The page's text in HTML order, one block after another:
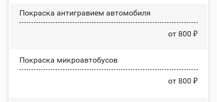
Покраска антигравием автомобиля
от 800 ₽
Покраска микроавтобусов
от 800 ₽